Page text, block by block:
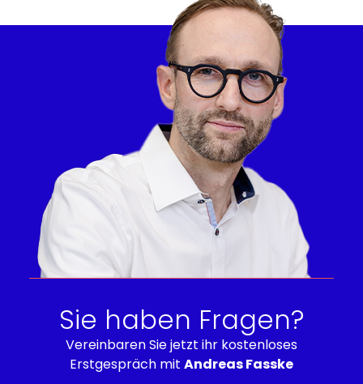
Sie haben Fragen?
Vereinbaren Sie jetzt ihr kostenloses
Erstgespräch mit Andreas Fasske